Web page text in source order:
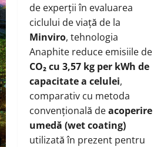
de experții în evaluarea
ciclului de viață de la
Minviro, tehnologia
Anaphite reduce emisiile de
CO₂ cu 3,57 kg per kWh de
capacitate a celulei,
comparativ cu metoda
convențională deacoperire
umedă (wet coating)
utilizată în prezent pentru